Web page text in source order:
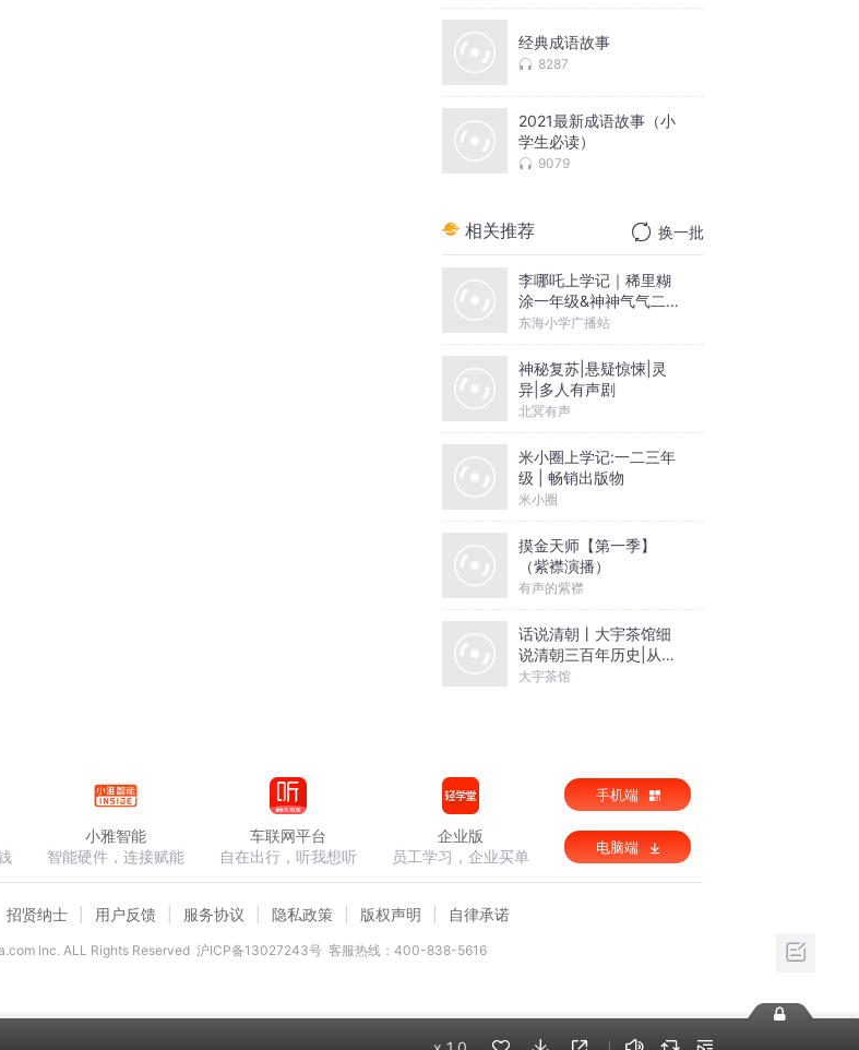
经典成语故事
8287
2021最新成语故事（小
学生必读）
9079
相关推荐 换一批
李哪吒上学记｜稀里糊
涂一年级&神神气气二年
级
东海小学广播站
神秘复苏|悬疑惊悚|灵
异|多人有声剧
北冥有声
米小圈上学记:一二三年
级 | 畅销出版物
米小圈
摸金天师【第一季】
（紫襟演播）
有声的紫襟
话说清朝丨大宇茶馆细
说清朝三百年历史|从努
尔哈赤到末代皇帝溥仪|
大宇茶馆
小雅智能
智能硬件，连接赋能
车联网平台
自在出行，听我想听
企业版
员工学习，企业买单
手机端
电脑端
招贤纳士 用户反馈 服务协议 隐私政策 版权声明 自律承诺
lnc. ALL Rights Reserved 沪ICP备13027243号 客服热线：400-838-5616